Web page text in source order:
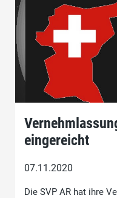
eingereicht
07.11.2020
Die SVP AR hat ihre